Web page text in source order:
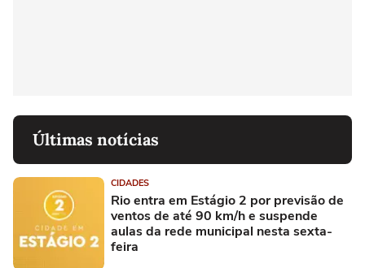
Últimas notícias
CIDADES
Rio entra em Estágio 2 por previsão de
ventos de até 90 km/h e suspende
aulas da rede municipal nesta sexta-
feira